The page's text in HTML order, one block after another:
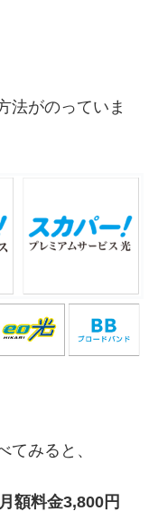
法がのっていま
てみると、
額料金3,800円